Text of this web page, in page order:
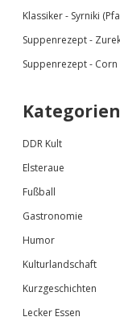
Klassiker - Syrniki
Suppenrezept -
Suppenrezept -
Kategorien
DDR Kult
Elsteraue
Fußball
Gastronomie
Humor
Kulturlandschaft
Kurzgeschichten
Lecker Essen